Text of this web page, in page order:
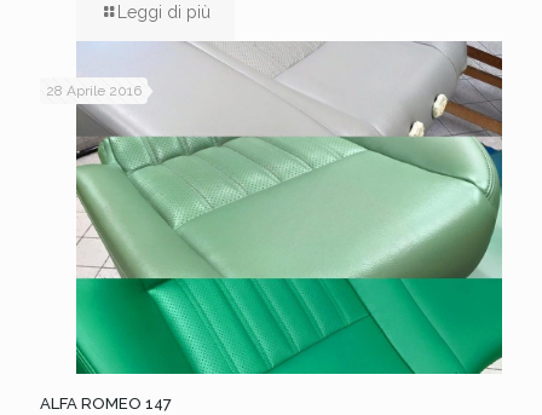
Leggi di più
28 Aprile 2016
ALFA ROMEO 147